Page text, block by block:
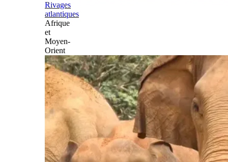
Rivages
atlantiques
Afrique
et
Moyen-
Orient